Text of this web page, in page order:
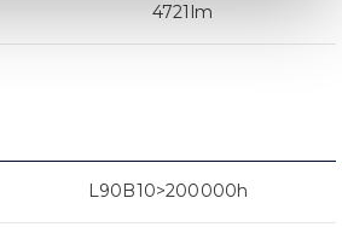
4721lm
L90B10>200000h